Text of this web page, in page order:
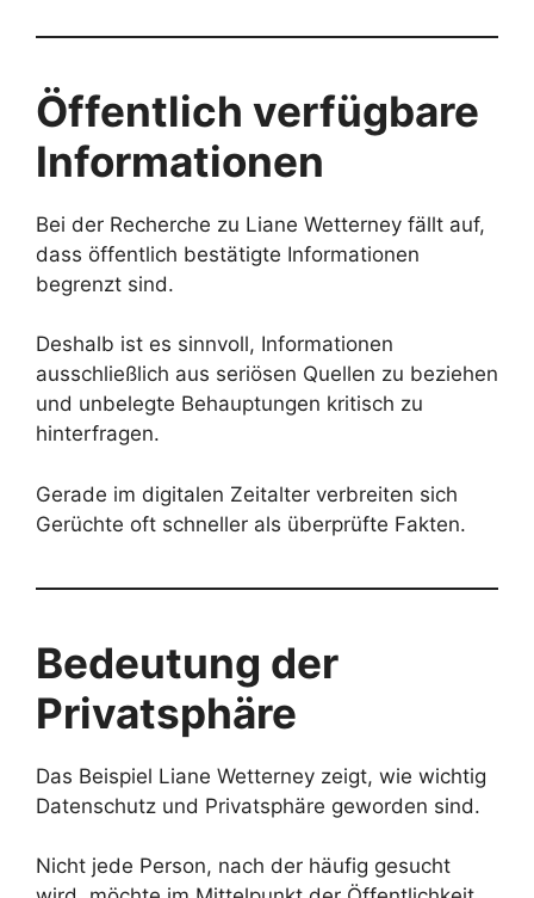
Öffentlich verfügbare
Informationen
Bei der Recherche zu Liane Wetterney fällt auf,
dass öffentlich bestätigte Informationen
begrenzt sind.
Deshalb ist es sinnvoll, Informationen
ausschließlich aus seriösen Quellen zu beziehen
und unbelegte Behauptungen kritisch zu
hinterfragen.
Gerade im digitalen Zeitalter verbreiten sich
Gerüchte oft schneller als überprüfte Fakten.
Bedeutung der
Privatsphäre
Das Beispiel Liane Wetterney zeigt, wie wichtig
Datenschutz und Privatsphäre geworden sind.
Nicht jede Person, nach der häufig gesucht